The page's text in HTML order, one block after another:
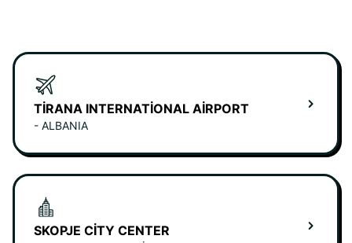
TIRANA INTERNATIONAL AIRPORT
- ALBANIA
SKOPJE CITY CENTER